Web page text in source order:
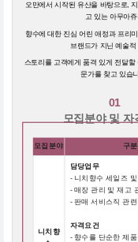
오만에서 시작된 유산을 바탕으로,
고 있는 아무아
향수에 대한 진심 어린 애정과 프리
브랜드가 지닌 예술적
스토리를 고객에게 품격 있게 전달할
문가를 찾고 있습
01
모집분야 및 자
모집분야 구분
니치향
담당업무
- 니치향수 세일즈
- 매장 관리 및 재고
- 판매 서비스직 관
자격요건
- 향수를 단순한 제